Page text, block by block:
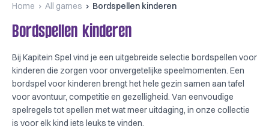
Home All games Bordspellen kinderen
Bordspellen kinderen
Bij Kapitein Spel vind je een uitgebreide selectie bordspellen voor
kinderen die zorgen voor onvergetelijke speelmomenten. Een
bordspel voor kinderen brengt het hele gezin samen aan tafel
voor avontuur, competitie en gezelligheid. Van eenvoudige
spelregels tot spellen met wat meer uitdaging, in onze collectie
is voor elk kind iets leuks te vinden.